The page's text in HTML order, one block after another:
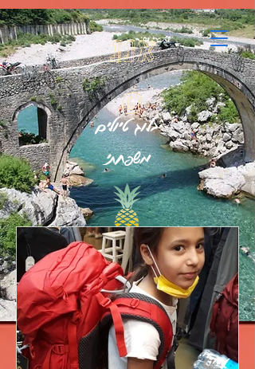
אננ
ס
בלוג טיולים
משפחתי